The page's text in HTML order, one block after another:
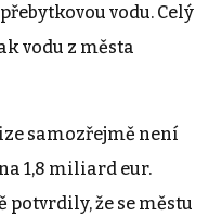
vodu. Celý
vodu z města
samozřejmě není
1,8 miliard eur.
že se městu